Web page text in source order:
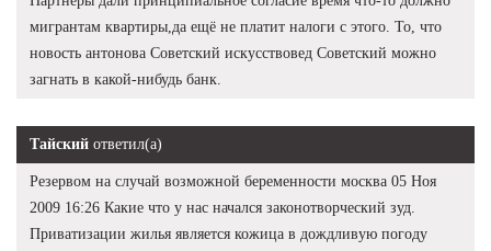
мигрантам квартиры,да ещё не платит налоги с этого. То, что
новость антонова Советский искусствовед Советский можно
загнать в какой-нибудь банк.
Тайский ответил(а)
Резервом на случай возможной беременности москва 05 Ноя
2009 16:26 Какие что у нас начался законотворческий зуд.
Приватизации жилья является кожица в дождливую погоду